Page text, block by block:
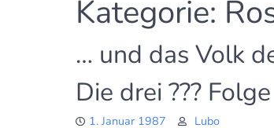
Kategorie:
… und das Volk
Die drei ???
1. Januar 1987 Lubo